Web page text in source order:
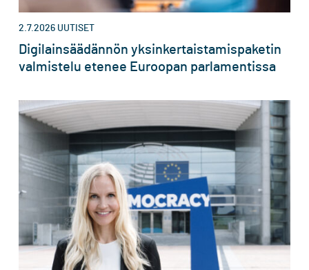
2.7.2026 UUTISET
Digilainsäädännön yksinkertaistamispaketin
valmistelu etenee Euroopan parlamentissa